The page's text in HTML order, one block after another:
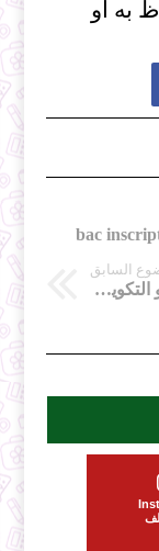
به او
السابق
النظام الداخلي للمركز الجهوي للتعليم و التكوين عن بعد